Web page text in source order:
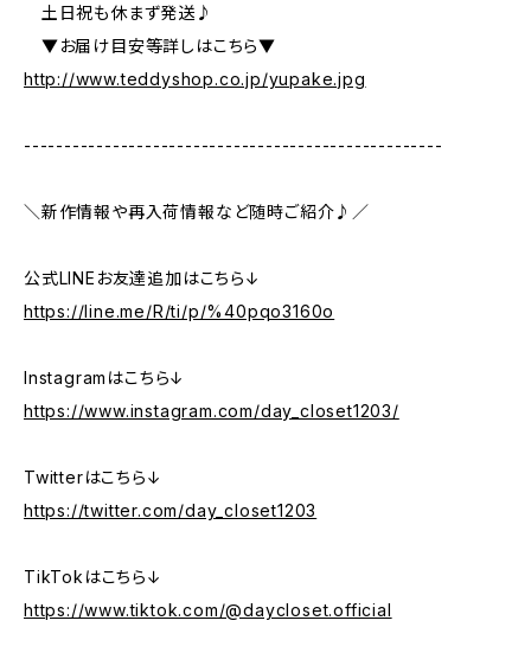
土日祝も休まず発送♪
▼お届け目安等詳しはこちら▼
http://www.teddyshop.co.jp/yupake.jpg
----------------------------------------------------
＼新作情報や再入荷情報など随時ご紹介♪／
公式LINEお友達追加はこちら↓
https://line.me/R/ti/p/%40pqo3160o
Instagramはこちら↓
https://www.instagram.com/day_closet1203/
Twitterはこちら↓
https://twitter.com/day_closet1203
TikTokはこちら↓
https://www.tiktok.com/@daycloset.official